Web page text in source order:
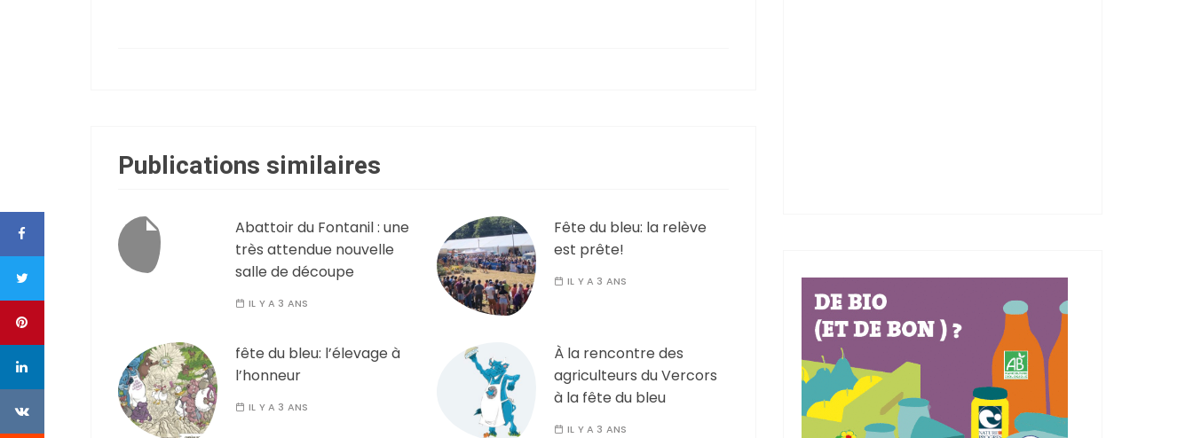
Publications similaires
Abattoir du Fontanil : une
très attendue nouvelle
salle de découpe
IL Y A 3 ANS
Fête du bleu: la relève
est prête!
IL Y A 3 ANS
fête du bleu: l’élevage à
l’honneur
IL Y A 3 ANS
À la rencontre des
agriculteurs du Vercors
à la fête du bleu
IL Y A 3 ANS